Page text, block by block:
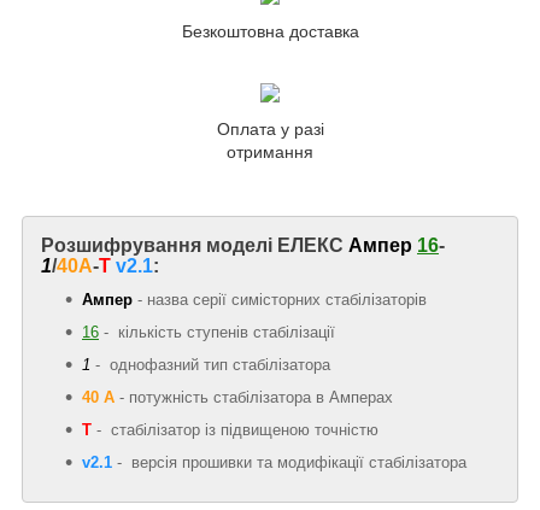
Безкоштовна доставка
Оплата у разі
отримання
Розшифрування моделі ЕЛЕКС Ампер 16-
1/40A-Т v2.1:
Ампер - назва серії симісторних стабілізаторів
16 - кількість ступенів стабілізації
1 - однофазний тип стабілізатора
40 А - потужність стабілізатора в Амперах
Т - стабілізатор із підвищеною точністю
v2.1 - версія прошивки та модифікації стабілізатора